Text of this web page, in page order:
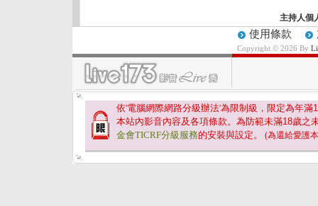
主持人個
使用條款
Copyright © 2026 By
依'電腦網際網路分級辦法'為限制級，限定為年滿
本站內影音內容及各項條款。為防範未滿18歲之
金會TICRF分級服務的安裝與設定。 (為還給愛護